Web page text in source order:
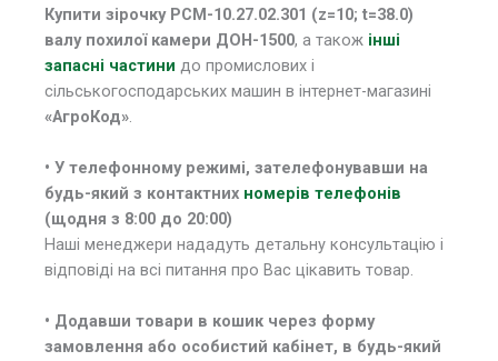
Купити зірочку РСМ-10.27.02.301 (z=10; t=38.0)
валу похилої камери ДОН-1500, а також інші
запасні частини до промислових і
сільськогосподарських машин в інтернет-магазині
«АгроКод».
• У телефонному режимі, зателефонувавши на
будь-який з контактних номерів телефонів
(щодня з 8:00 до 20:00)
Наші менеджери нададуть детальну консультацію і
відповіді на всі питання про Вас цікавить товар.
• Додавши товари в кошик через форму
замовлення або особистий кабінет, в будь-який